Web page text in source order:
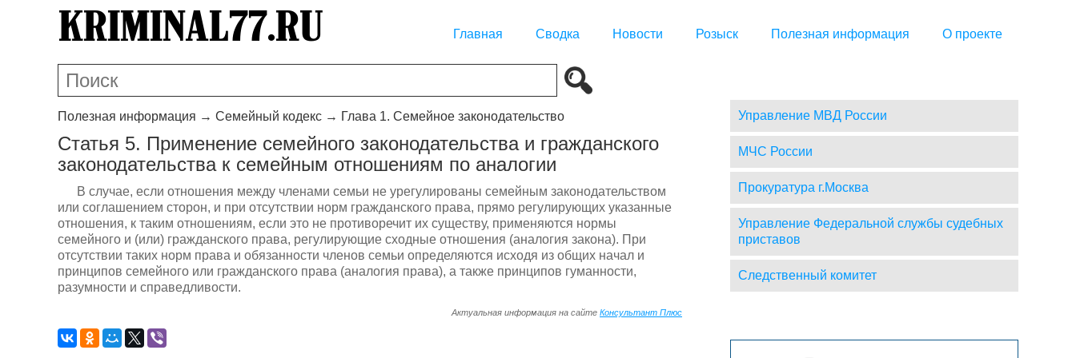
Главная Сводка Новости Розыск Полезная информация О проекте
Полезная информация → Семейный кодекс → Глава 1. Семейное законодательство
Статья 5. Применение семейного законодательства и гражданского
законодательства к семейным отношениям по аналогии
В случае, если отношения между членами семьи не урегулированы семейным законодательством
или соглашением сторон, и при отсутствии норм гражданского права, прямо регулирующих указанные
отношения, к таким отношениям, если это не противоречит их существу, применяются нормы
семейного и (или) гражданского права, регулирующие сходные отношения (аналогия закона). При
отсутствии таких норм права и обязанности членов семьи определяются исходя из общих начал и
принципов семейного или гражданского права (аналогия права), а также принципов гуманности,
разумности и справедливости.
Актуальная информация на сайте Консультант Плюс
Управление МВД России
МЧС России
Прокуратура г.Москва
Управление Федеральной службы судебных
приставов
Следственный комитет